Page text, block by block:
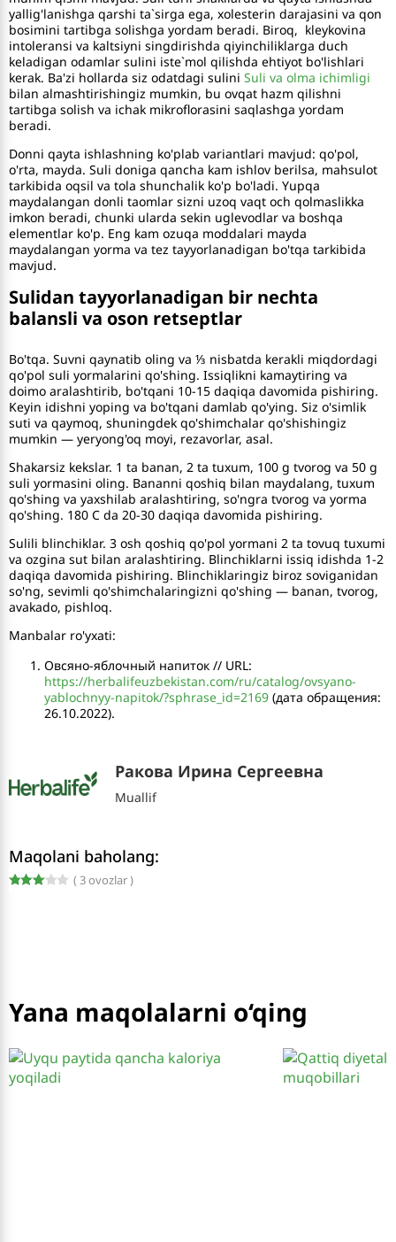
yallig'lanishga qarshi ta`sirga ega, xolesterin darajasini va qon
bosimini tartibga solishga yordam beradi. Biroq, kleykovina
intoleransi va kaltsiyni singdirishda qiyinchiliklarga duch
keladigan odamlar sulini iste`mol qilishda ehtiyot bo'lishlari
kerak. Ba'zi hollarda siz odatdagi sulini Suli va olma ichimligi
bilan almashtirishingiz mumkin, bu ovqat hazm qilishni
tartibga solish va ichak mikroflorasini saqlashga yordam
beradi.
Donni qayta ishlashning ko'plab variantlari mavjud: qo'pol,
o'rta, mayda. Suli doniga qancha kam ishlov berilsa, mahsulot
tarkibida oqsil va tola shunchalik ko'p bo'ladi. Yupqa
maydalangan donli taomlar sizni uzoq vaqt och qolmaslikka
imkon beradi, chunki ularda sekin uglevodlar va boshqa
elementlar ko'p. Eng kam ozuqa moddalari mayda
maydalangan yorma va tez tayyorlanadigan bo'tqa tarkibida
mavjud.
Sulidan tayyorlanadigan bir nechta
balansli va oson retseptlar
Bo'tqa. Suvni qaynatib oling va ⅓ nisbatda kerakli miqdordagi
qo'pol suli yormalarini qo'shing. Issiqlikni kamaytiring va
doimo aralashtirib, bo'tqani 10-15 daqiqa davomida pishiring.
Keyin idishni yoping va bo'tqani damlab qo'ying. Siz o'simlik
suti va qaymoq, shuningdek qo'shimchalar qo'shishingiz
mumkin — yeryong'oq moyi, rezavorlar, asal.
Shakarsiz kekslar. 1 ta banan, 2 ta tuxum, 100 g tvorog va 50 g
suli yormasini oling. Bananni qoshiq bilan maydalang, tuxum
qo'shing va yaxshilab aralashtiring, so'ngra tvorog va yorma
qo'shing. 180 C da 20-30 daqiqa davomida pishiring.
Sulili blinchiklar. 3 osh qoshiq qo'pol yormani 2 ta tovuq tuxumi
va ozgina sut bilan aralashtiring. Blinchiklarni issiq idishda 1-2
daqiqa davomida pishiring. Blinchiklaringiz biroz soviganidan
so'ng, sevimli qo'shimchalaringizni qo'shing — banan, tvorog,
avakado, pishloq.
Manbalar ro'yxati:
Овсяно-яблочный напиток // URL:
https://herbalifeuzbekistan.com/ru/catalog/ovsyano-
yablochnyy-napitok/?sphrase_id=2169 (дата обращения:
26.10.2022).
Ракова Ирина Сергеевна
Muallif
Maqolani baholang:
( 3 ovozlar )
Yana maqolalarni o‘qing